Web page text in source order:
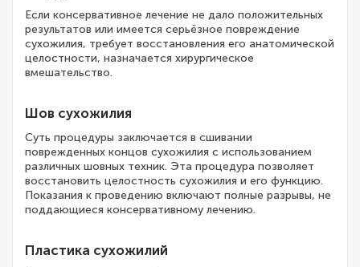
Если консервативное лечение не дало положительных
результатов или имеется серьёзное повреждение
сухожилия, требует восстановления его анатомической
целостности, назначается хирургическое
вмешательство.
Шов сухожилия
Суть процедуры заключается в сшивании
поврежденных концов сухожилия с использованием
различных шовных техник. Эта процедура позволяет
восстановить целостность сухожилия и его функцию.
Показания к проведению включают полные разрывы, не
поддающиеся консервативному лечению.
Пластика сухожилий